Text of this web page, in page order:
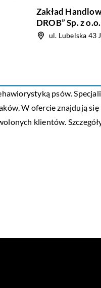
Zakład
DROB” Sp. z o.o.
ul. Lubelska 43
psów.
W ofercie znajdują
klientów.